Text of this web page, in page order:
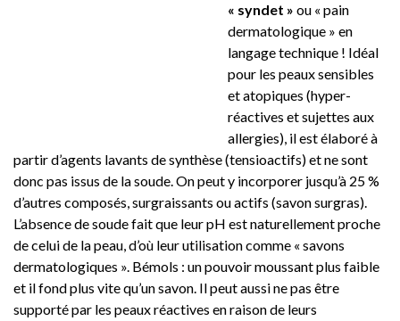
« syndet » ou « pain
dermatologique » en
langage technique ! Idéal
pour les peaux sensibles
et atopiques (hyper-
réactives et sujettes aux
allergies), il est élaboré à
partir d’agents lavants de synthèse (tensioactifs) et ne sont
donc pas issus de la soude. On peut y incorporer jusqu’à 25 %
d’autres composés, surgraissants ou actifs (savon surgras).
L’absence de soude fait que leur pH est naturellement proche
de celui de la peau, d’où leur utilisation comme « savons
dermatologiques ». Bémols : un pouvoir moussant plus faible
et il fond plus vite qu’un savon. Il peut aussi ne pas être
supporté par les peaux réactives en raison de leurs